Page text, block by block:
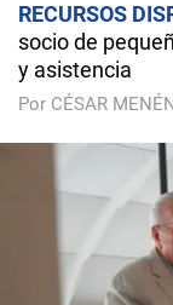
RECURSOS
socio de
y asistencia
Por CÉSAR